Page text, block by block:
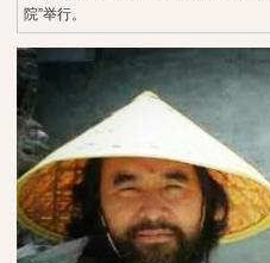
院”举行。